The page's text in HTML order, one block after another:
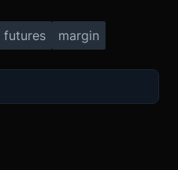
futures margin